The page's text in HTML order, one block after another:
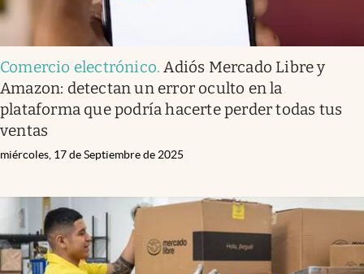
Comercio electrónico.Adiós Mercado Libre y
Amazon: detectan un error oculto en la
plataforma que podría hacerte perder todas tus
ventas
miércoles, 17 de Septiembre de 2025